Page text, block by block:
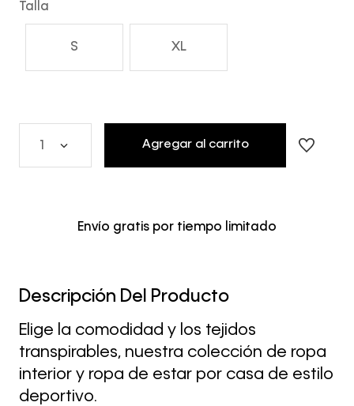
Talla
S XL
Agregar al carrito
Envío gratis por tiempo limitado
Descripción Del Producto
Elige la comodidad y los tejidos
transpirables, nuestra colección de ropa
interior y ropa de estar por casa de estilo
deportivo.